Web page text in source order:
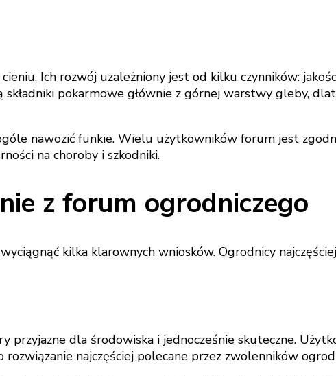
Ich rozwój uzależniony jest od kilku czynników:
pokarmowe głównie z górnej warstwy gleby,
nawozić funkie. Wielu użytkowników forum jest
na choroby i szkodniki.
z forum ogrodniczego
kilka klarownych wniosków. Ogrodnicy
dla środowiska i jednocześnie skuteczne.
najczęściej polecane przez zwolenników